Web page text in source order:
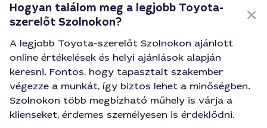
Hogyan találom meg a legjobb Toyota-
szerelőt Szolnokon?
A legjobb Toyota-szerelőt Szolnokon ajánlott
online értékelések és helyi ajánlások alapján
keresni. Fontos, hogy tapasztalt szakember
végezze a munkát, így biztos lehet a minőségben.
Szolnokon több megbízható műhely is várja a
klienseket, érdemes személyesen is érdeklődni.